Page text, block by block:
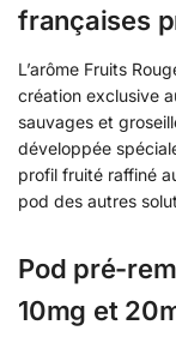
françaises
L’arôme Fruits
création exclusive
sauvages et
développée
profil fruité raffiné
pod des autres
Pod pré-
10mg et